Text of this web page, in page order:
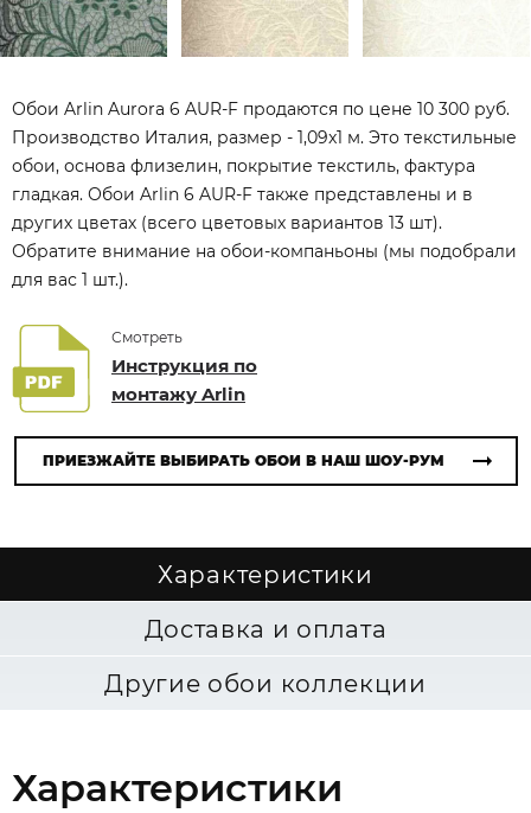
Обои Arlin Aurora 6 AUR-F продаются по цене 10 300 руб.
Производство Италия, размер - 1,09x1 м. Это текстильные
обои, основа флизелин, покрытие текстиль, фактура
гладкая. Обои Arlin 6 AUR-F также представлены и в
других цветах (всего цветовых вариантов 13 шт).
Обратите внимание на обои-компаньоны (мы подобрали
для вас 1 шт.).
Смотреть
Инструкция по
монтажу Arlin
ПРИЕЗЖАЙТЕ ВЫБИРАТЬ ОБОИ В НАШ ШОУ-РУМ
Характеристики
Доставка и оплата
Другие обои коллекции
Характеристики